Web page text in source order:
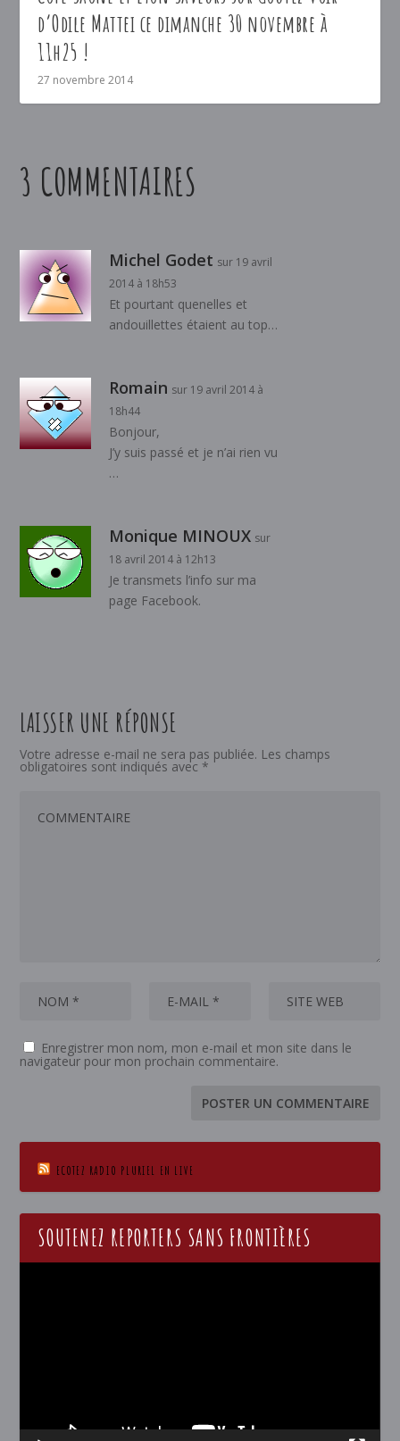
d’Odile Mattei ce dimanche 30 novembre à
11h25 !
27 novembre 2014
3 COMMENTAIRES
Michel Godet sur 19 avril
2014 à 18h53
Et pourtant quenelles et
andouillettes étaient au top…
Romain sur 19 avril 2014 à
18h44
Bonjour,
J’y suis passé et je n’ai rien vu
…
Monique MINOUX sur
18 avril 2014 à 12h13
Je transmets l’info sur ma
page Facebook.
LAISSER UNE RÉPONSE
Votre adresse e-mail ne sera pas publiée. Les champs
obligatoires sont indiqués avec *
Enregistrer mon nom, mon e-mail et mon site dans le
navigateur pour mon prochain commentaire.
ECOTEZ RADIO PLURIEL EN LIVE
SOUTENEZ REPORTERS SANS FRONTIÈRES